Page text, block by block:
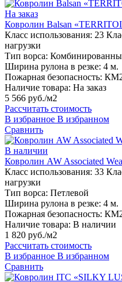
На заказ
Ковролин Balsan
Класс использования: 23
нагрузки
Тип ворса:
Ширина рулона в резке: 4 м.
Пожарная безопасность:
Наличие товара: На заказ
5 566 руб./м2
Рассчитать стоимость
В избранное В избранном
Сравнить
В наличии
Ковролин AW Associated
Класс использования: 33
нагрузки
Тип ворса: Петлевой
Ширина рулона в резке: 4 м.
Пожарная безопасность:
Наличие товара: В наличии
1 820 руб./м2
Рассчитать стоимость
В избранное В избранном
Сравнить